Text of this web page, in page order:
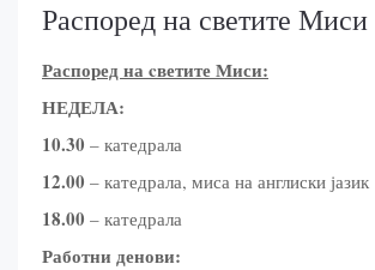
Распоред на светите Миси
Распоред на cветите Миси:
НЕДЕЛА:
10.30 – катедрала
12.00 – катедрала, миса на англиски јазик
18.00 – катедрала
Работни денови: